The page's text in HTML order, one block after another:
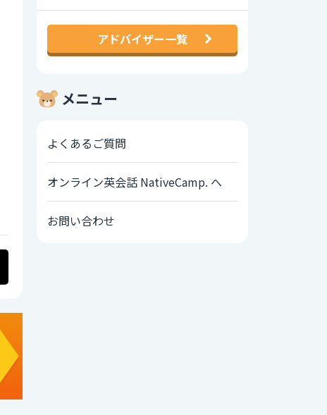
アドバイザー一覧
メニュー
よくあるご質問
オンライン英会話 NativeCamp. へ
お問い合わせ